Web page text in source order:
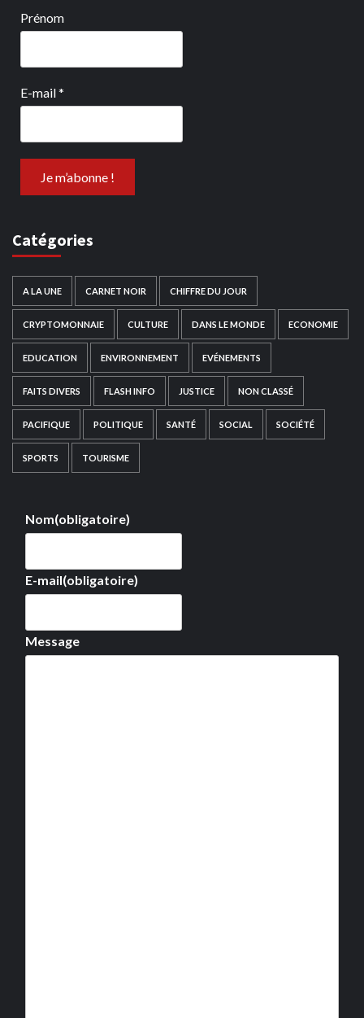
Prénom
E-mail*
Catégories
A LA UNE CARNET NOIR CHIFFRE DU JOUR
CRYPTOMONNAIE CULTURE DANS LE MONDE ECONOMIE
EDUCATION ENVIRONNEMENT EVÉNEMENTS
FAITS DIVERS FLASH INFO JUSTICE NON CLASSÉ
PACIFIQUE POLITIQUE SANTÉ SOCIAL SOCIÉTÉ
SPORTS TOURISME
Nom(obligatoire)
E-mail(obligatoire)
Message